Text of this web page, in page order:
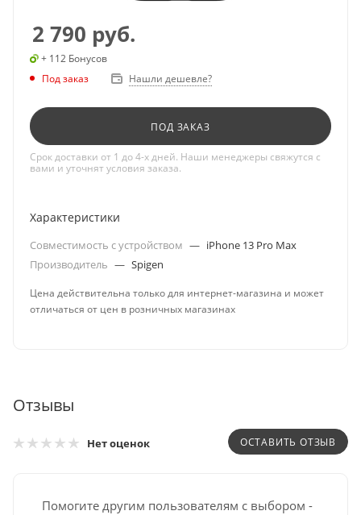
2 790 руб.
+ 112 Бонусов
Под заказ
Нашли дешевле?
ПОД ЗАКАЗ
Срок доставки от 1 до 4-х дней. Наши менеджеры свяжутся с
вами и уточнят условия заказа.
Характеристики
Совместимость с устройством — iPhone 13 Pro Max
Производитель — Spigen
Цена действительна только для интернет-магазина и может
отличаться от цен в розничных магазинах
Отзывы
Нет оценок ОСТАВИТЬ ОТЗЫВ
Помогите другим пользователям с выбором -